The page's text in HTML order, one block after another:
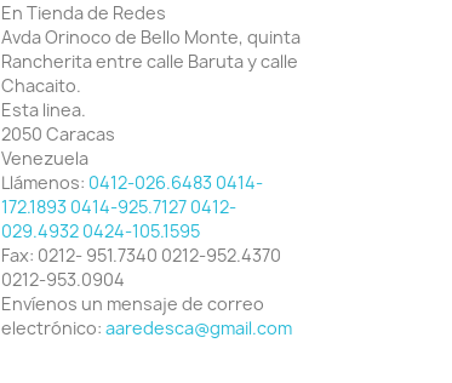
En Tienda de Redes
Avda Orinoco de Bello Monte, quinta
Rancherita entre calle Baruta y calle
Chacaito.
Esta linea.
2050 Caracas
Venezuela
Llámenos: 0412-026.6483 0414-
172.1893 0414-925.7127 0412-
029.4932 0424-105.1595
Fax: 0212- 951.7340 0212-952.4370
0212-953.0904
Envíenos un mensaje de correo
electrónico: aaredesca@gmail.com